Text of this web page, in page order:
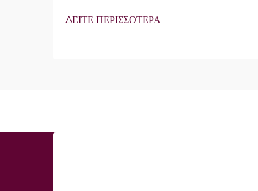
δεν είναι απλώς αν αυτά τα
ΔΕΙΤΕ ΠΕΡΙΣΣΟΤΕΡΑ